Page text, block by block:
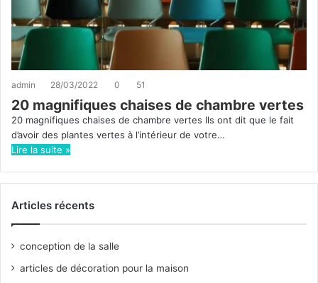
admin 28/03/2022 0 51
20 magnifiques chaises de chambre vertes
20 magnifiques chaises de chambre vertes Ils ont dit que le fait
d’avoir des plantes vertes à l’intérieur de votre…
Lire la suite »
Articles récents
conception de la salle
articles de décoration pour la maison